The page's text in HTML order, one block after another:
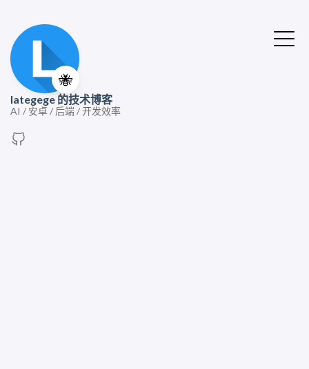
🐝
lategege 的技术博客
AI / 安卓 / 后端 / 开发效率